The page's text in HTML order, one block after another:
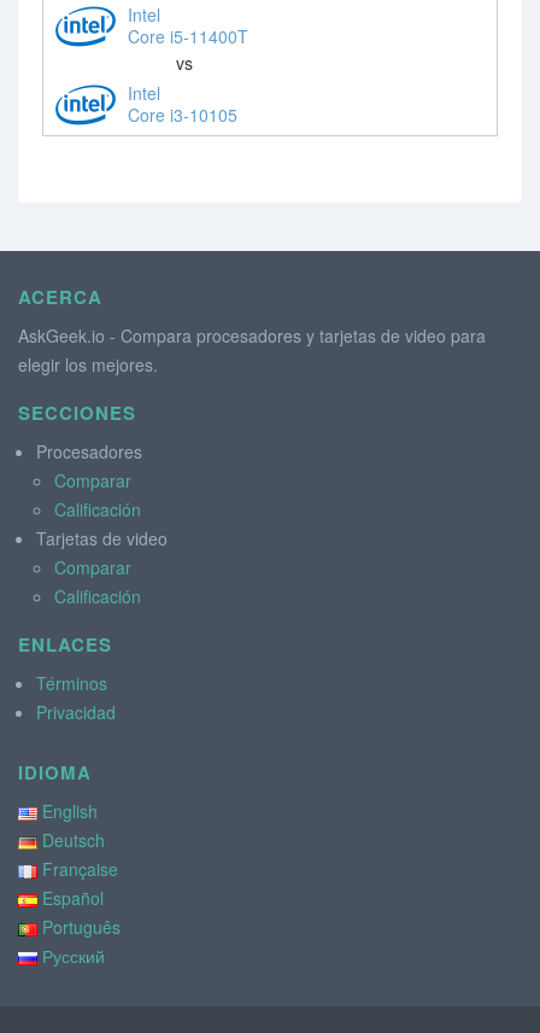
Intel
Core i5-11400T
vs
Intel
Core i3-10105
ACERCA
AskGeek.io - Compara procesadores y tarjetas de video para
elegir los mejores.
SECCIONES
Procesadores
Comparar
Calificación
Tarjetas de video
Comparar
Calificación
ENLACES
Términos
Privacidad
IDIOMA
English
Deutsch
Française
Español
Português
Русский